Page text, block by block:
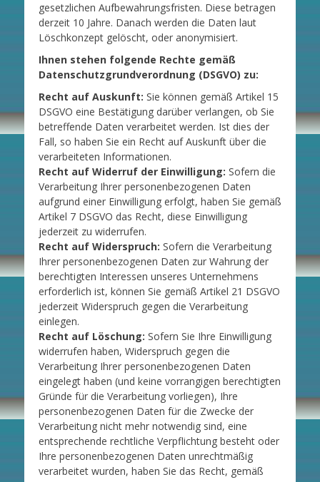
gesetzlichen Aufbewahrungsfristen. Diese betragen
derzeit 10 Jahre. Danach werden die Daten laut
Löschkonzept gelöscht, oder anonymisiert.
Ihnen stehen folgende Rechte gemäß
Datenschutzgrundverordnung (DSGVO) zu:
Recht auf Auskunft: Sie können gemäß Artikel 15
DSGVO eine Bestätigung darüber verlangen, ob Sie
betreffende Daten verarbeitet werden. Ist dies der
Fall, so haben Sie ein Recht auf Auskunft über die
verarbeiteten Informationen.
Recht auf Widerruf der Einwilligung: Sofern die
Verarbeitung Ihrer personenbezogenen Daten
aufgrund einer Einwilligung erfolgt, haben Sie gemäß
Artikel 7 DSGVO das Recht, diese Einwilligung
jederzeit zu widerrufen.
Recht auf Widerspruch: Sofern die Verarbeitung
Ihrer personenbezogenen Daten zur Wahrung der
berechtigten Interessen unseres Unternehmens
erforderlich ist, können Sie gemäß Artikel 21 DSGVO
jederzeit Widerspruch gegen die Verarbeitung
einlegen.
Recht auf Löschung: Sofern Sie Ihre Einwilligung
widerrufen haben, Widerspruch gegen die
Verarbeitung Ihrer personenbezogenen Daten
eingelegt haben (und keine vorrangigen berechtigten
Gründe für die Verarbeitung vorliegen), Ihre
personenbezogenen Daten für die Zwecke der
Verarbeitung nicht mehr notwendig sind, eine
entsprechende rechtliche Verpflichtung besteht oder
Ihre personenbezogenen Daten unrechtmäßig
verarbeitet wurden, haben Sie das Recht, gemäß